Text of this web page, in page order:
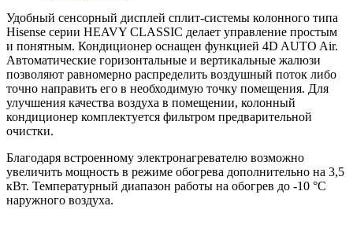
Удобный сенсорный дисплей сплит-системы колонного типа
Hisense серии HEAVY CLASSIC делает управление простым
и понятным. Кондиционер оснащен функцией 4D AUTO Air.
Автоматические горизонтальные и вертикальные жалюзи
позволяют равномерно распределить воздушный поток либо
точно направить его в необходимую точку помещения. Для
улучшения качества воздуха в помещении, колонный
кондиционер комплектуется фильтром предварительной
очистки.
Благодаря встроенному электронагревателю возможно
увеличить мощность в режиме обогрева дополнительно на 3,5
кВт. Температурный диапазон работы на обогрев до -10 °С
наружного воздуха.